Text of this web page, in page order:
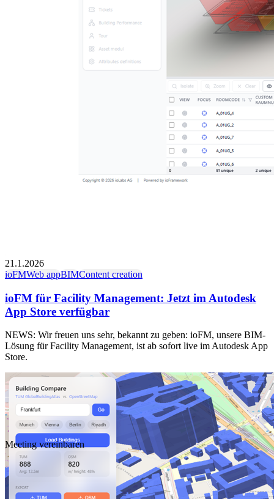
21.1.2026
ioFMWeb appBIMContent creation
ioFM für Facility Management: Jetzt im Autodesk
App Store verfügbar
NEWS: Wir freuen uns sehr, bekannt zu geben: ioFM, unsere BIM-
Lösung für Facility Management, ist ab sofort live im Autodesk App
Store.
Meeting vereinbaren